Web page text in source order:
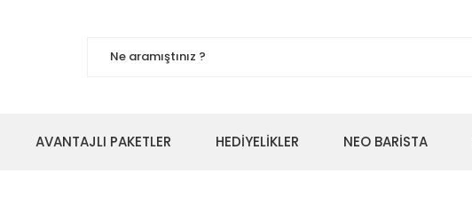
AVANTAJLI PAKETLER HEDİYELİKLER NEO BARİSTA